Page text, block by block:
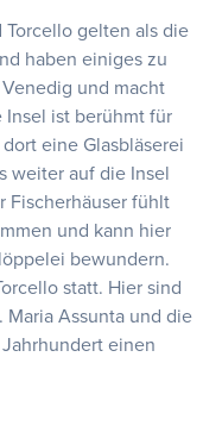
gelten als die
haben einiges zu
und macht
Insel ist berühmt für
eine Glasbläserei
weiter auf die Insel
Fischerhäuser fühlt
und kann hier
bewundern.
statt. Hier sind
Assunta und die
Jahrhundert einen